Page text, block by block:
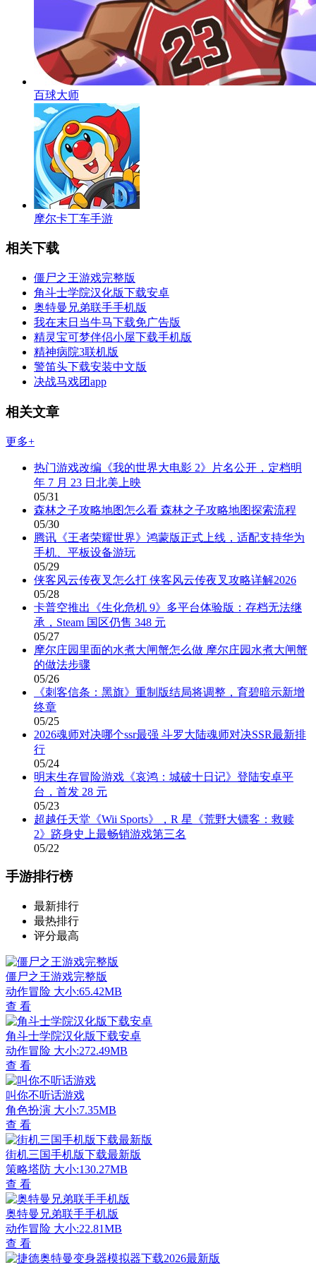
百球大师
摩尔卡丁车手游
相关下载
僵尸之王游戏完整版
角斗士学院汉化版下载安卓
奥特曼兄弟联手手机版
我在末日当牛马下载免广告版
精灵宝可梦伴侣小屋下载手机版
精神病院3联机版
警笛头下载安装中文版
决战马戏团app
相关文章
更多+
热门游戏改编《我的世界大电影 2》片名公开，定档明
年 7 月 23 日北美上映
05/31
森林之子攻略地图怎么看 森林之子攻略地图探索流程
05/30
腾讯《王者荣耀世界》鸿蒙版正式上线，适配支持华为
手机、平板设备游玩
05/29
侠客风云传夜叉怎么打 侠客风云传夜叉攻略详解2026
05/28
卡普空推出《生化危机 9》多平台体验版：存档无法继
承，Steam 国区仍售 348 元
05/27
摩尔庄园里面的水煮大闸蟹怎么做 摩尔庄园水煮大闸蟹
的做法步骤
05/26
《刺客信条：黑旗》重制版结局将调整，育碧暗示新增
终章
05/25
2026魂师对决哪个ssr最强 斗罗大陆魂师对决SSR最新排
行
05/24
明末生存冒险游戏《哀鸿：城破十日记》登陆安卓平
台，首发 28 元
05/23
超越任天堂《Wii Sports》，R 星《荒野大镖客：救赎
2》跻身史上最畅销游戏第三名
05/22
手游排行榜
最新排行
最热排行
评分最高
僵尸之王游戏完整版
动作冒险 大小:65.42MB
查 看
角斗士学院汉化版下载安卓
动作冒险 大小:272.49MB
查 看
叫你不听话游戏
角色扮演 大小:7.35MB
查 看
街机三国手机版下载最新版
策略塔防 大小:130.27MB
查 看
奥特曼兄弟联手手机版
动作冒险 大小:22.81MB
查 看